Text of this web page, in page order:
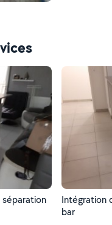
séparation
Intégration
bar